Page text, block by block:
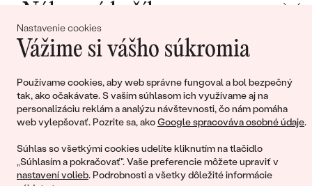
Nastavenie cookies
Vážime si vášho súkromia
Používame cookies, aby web správne fungoval a bol bezpečný
tak, ako očakávate. S vaším súhlasom ich využívame aj na
personalizáciu reklám a analýzu návštevnosti, čo nám pomáha
web vylepšovať. Pozrite sa, akoGoogle spracováva osobné údaje.
Súhlas so všetkými cookies udelíte kliknutím na tlačidlo
„Súhlasím a pokračovať". Vaše preferencie môžete upraviť v
nastavení volieb. Podrobnosti a všetky dôležité informácie
Nákupný košík
Ešte ste nepridali žiadne produkty do svojho
nákupného košíka
POKRAČOVAŤ V NÁKUPE